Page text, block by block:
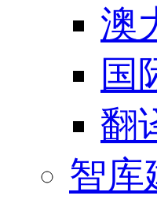
澳
国
翻
智库